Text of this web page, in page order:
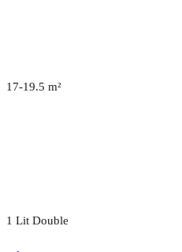
17-19.5 m²
1 Lit Double